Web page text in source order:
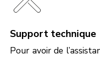
Support technique
Pour avoir de